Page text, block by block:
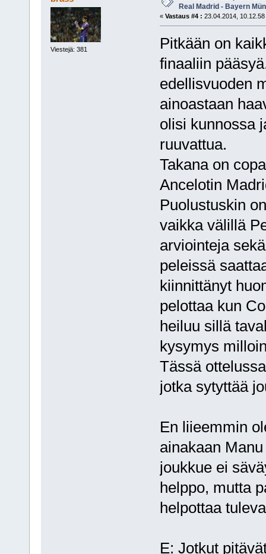
Viestejä: 381
Real Madrid - Bayern
« Vastaus #4 : 23.04.2014, 10.12.58
Pitkään on
finaaliin
edellisvuoden
ainoastaan
olisi kunnossa
ruuvattua.
Takana on
Ancelotin
Puolustuskin
vaikka välillä
arviointeja
peleissä
kiinnittänyt
pelottaa kun
heiluu sillä
kysymys
Tässä
jotka sytyttää
En liieemmin
ainakaan
joukkue ei
helppo, mutta
helpottaa
E: Jotkut